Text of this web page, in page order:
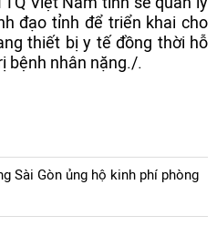
đạo tỉnh để triển khai cho
thiết bị y tế đồng thời hỗ
bệnh nhân nặng./.
Sài Gòn ủng hộ kinh phí phòng